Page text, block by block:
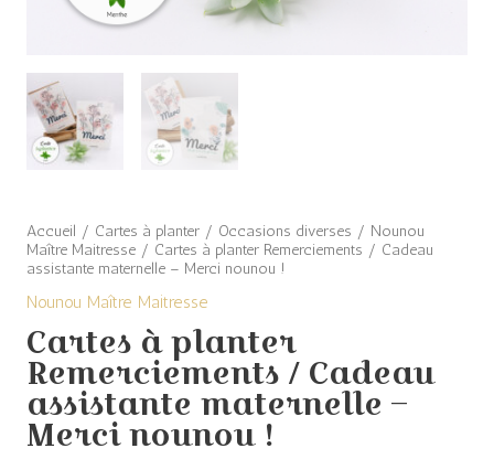
Accueil / Cartes à planter/ Occasions diverses / Nounou
Maître Maitresse/ Cartes à planter Remerciements / Cadeau
assistante maternelle – Merci nounou !
Nounou Maître Maitresse
Cartes à planter
Remerciements / Cadeau
assistante maternelle –
Merci nounou !
Merci
nounou